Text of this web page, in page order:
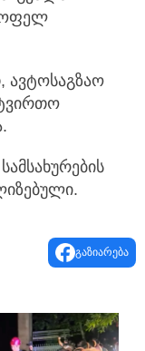
ავტოსაგზაო
გაზიარება